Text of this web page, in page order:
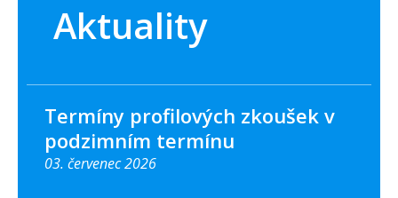
Aktuality
Termíny profilových zkoušek v
podzimním termínu
03. červenec 2026